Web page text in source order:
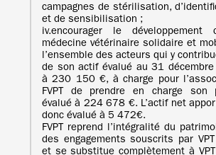
campagnes de stérilisation,
et de sensibilisation ;
iv.encourager le développement
médecine vétérinaire solidaire et
l’ensemble des acteurs qui y
de son actif évalué au 31
à 230 150 €, à charge pour
FVPT de prendre en charge son
évalué à 224 678 €. L’actif net
donc évalué à 5 472€.
FVPT reprend l’intégralité du
des engagements souscrits par VPT
et se substitue complètement à VPT